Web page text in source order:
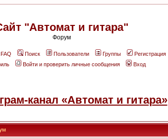
"Автомат и гитара"
Форум
FAQ Поиск Пользователи Группы
Регистрация
Войти и проверить личные сообщения Вход
канал «Автомат и гитара»